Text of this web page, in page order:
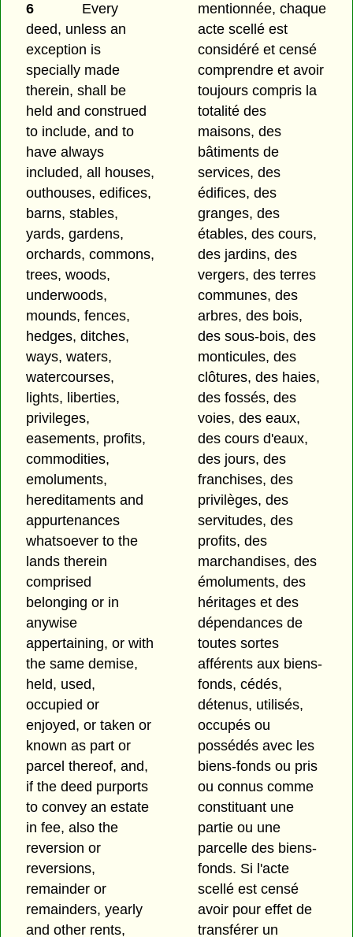
6
Every
deed, unless an
exception is
specially made
therein, shall be
held and construed
to include, and to
have always
included, all houses,
outhouses, edifices,
barns, stables,
yards, gardens,
orchards, commons,
trees, woods,
underwoods,
mounds, fences,
hedges, ditches,
ways, waters,
watercourses,
lights, liberties,
privileges,
easements, profits,
commodities,
emoluments,
hereditaments and
appurtenances
whatsoever to the
lands therein
comprised
belonging or in
anywise
appertaining, or with
the same demise,
held, used,
occupied or
enjoyed, or taken or
known as part or
parcel thereof, and,
if the deed purports
to convey an estate
in fee, also the
reversion or
reversions,
remainder or
remainders, yearly
and other rents,
mentionnée, chaque
acte scellé est
considéré et censé
comprendre et avoir
toujours compris la
totalité des
maisons, des
bâtiments de
services, des
édifices, des
granges, des
étables, des cours,
des jardins, des
vergers, des terres
communes, des
arbres, des bois,
des sous-bois, des
monticules, des
clôtures, des haies,
des fossés, des
voies, des eaux,
des cours d'eaux,
des jours, des
franchises, des
privilèges, des
servitudes, des
profits, des
marchandises, des
émoluments, des
héritages et des
dépendances de
toutes sortes
afférents aux biens-
fonds, cédés,
détenus, utilisés,
occupés ou
possédés avec les
biens-fonds ou pris
ou connus comme
constituant une
partie ou une
parcelle des biens-
fonds. Si l'acte
scellé est censé
avoir pour effet de
transférer un